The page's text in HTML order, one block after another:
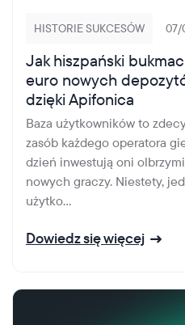
HISTORIE SUKCESÓW 07/
Jak hiszpański
euro nowych
dzięki Apifonica
Baza użytkowników to
zasób każdego operatora
dzień inwestują oni
nowych graczy. Niestety,
użytko...
Dowiedz się więcej